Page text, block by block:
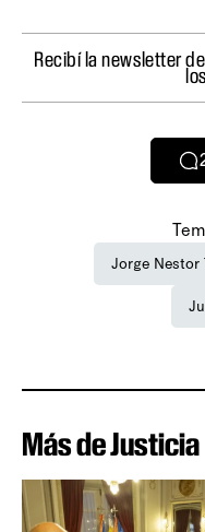
Recibí la newsletter de
Jorge Nestor
Más de Justicia